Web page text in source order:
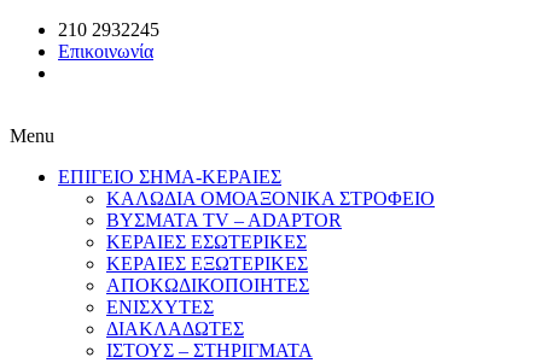
210 2932245
Επικοινωνία
Menu
ΕΠΙΓΕΙΟ ΣΗΜΑ-ΚΕΡΑΙΕΣ
ΚΑΛΩΔΙΑ ΟΜΟΑΞΟΝΙΚΑ ΣΤΡΟΦΕΙΟ
ΒΥΣΜΑΤΑ TV – ADAPTOR
ΚΕΡΑΙΕΣ ΕΣΩΤΕΡΙΚΕΣ
ΚΕΡΑΙΕΣ ΕΞΩΤΕΡΙΚΕΣ
ΑΠΟΚΩΔΙΚΟΠΟΙΗΤΕΣ
ΕΝΙΣΧΥΤΕΣ
ΔΙΑΚΛΑΔΩΤΕΣ
ΙΣΤΟΥΣ – ΣΤΗΡΙΓΜΑΤΑ